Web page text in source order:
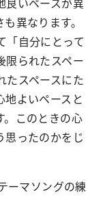
異なります。
「自分にとって
限られたスペー
たスペースにた
地よいペースと
。このときの心
思ったのかをじ
ーマソングの練